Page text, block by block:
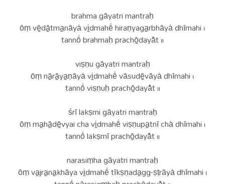
brahma gāyatri mantraḥ
ōṃ vē̠dā̠tma̠nāya̍ vi̠dmahē̍ hiraṇyaga̠rbhāya̍ dhīmahi ।
tannō̍ brahmaḥ prachō̠dayā̎t ॥
viṣṇu gāyatri mantraḥ
ōṃ nā̠rā̠ya̠ṇāya̍ vi̠dmahē̍ vāsudē̠vāya̍ dhīmahi ।
tannō̍ viṣṇuḥ prachō̠dayā̎t ॥
śrī lakṣmi gāyatri mantraḥ
ōṃ ma̠hā̠dē̠vyai cha vi̠dmahē̍ viṣṇupa̠tnī cha̍ dhīmahi ।
tannō̍ lakṣmī prachō̠dayā̎t ॥
narasiṃha gāyatri mantraḥ
ōṃ va̠jra̠na̠khāya vi̠dmahē̍ tīkṣṇada̠gg-ṣṭrāya̍ dhīmahi ।